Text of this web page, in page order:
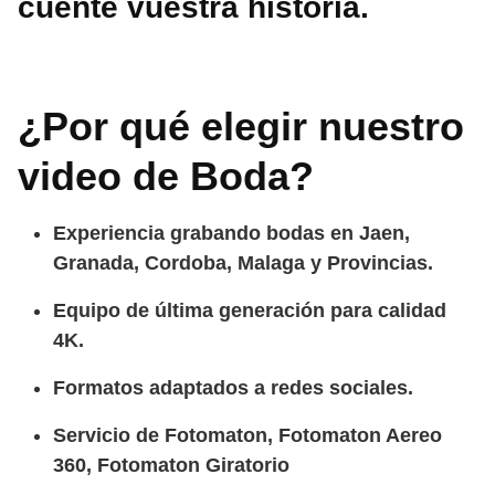
cuente vuestra historia.
¿Por qué elegir nuestro
video de Boda?
Experiencia grabando bodas en Jaen,
Granada, Cordoba, Malaga y Provincias.
Equipo de última generación para calidad
4K.
Formatos adaptados a redes sociales.
Servicio de Fotomaton, Fotomaton Aereo
360, Fotomaton Giratorio